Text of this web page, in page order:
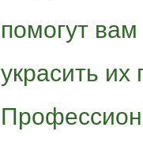
помогут
украсить